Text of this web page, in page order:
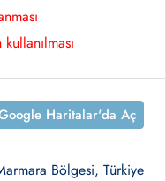
Haritalar'da Aç
Bölgesi, Türkiye